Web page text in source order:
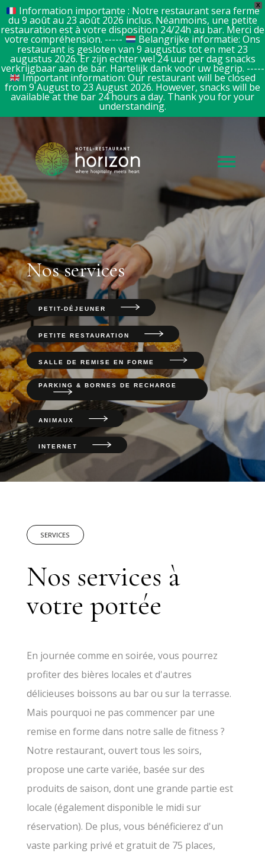
X
Information importante : Notre restaurant sera fermé
du 9 août au 23 août 2026 inclus. Néanmoins, une petite
restauration est à votre disposition 24/24h au bar. Merci de
votre compréhension. ----- Belangrijke informatie: Ons
restaurant is gesloten van 9 augustus tot en met 23
augustus 2026. Er zijn echter wel 24 uur per dag snacks
verkrijgbaar aan de bar. Hartelijk dank voor uw begrip. -----
Important information: Our restaurant will be closed
from 9 August to 23 August 2026. However, snacks will be
available at the bar 24 hours a day. Thank you for your
understanding.
Nos services
PETIT-DÉJEUNER
PETITE RESTAURATION
SALLE DE REMISE EN FORME
PARKING & BORNES DE RECHARGE
ANIMAUX
INTERNET
SERVICES
Nos services à
votre portée
En journée comme en soirée, vous pourrez
profiter des bières locales et d'autres
délicieuses boissons au bar ou sur la terrasse.
Mais pourquoi ne pas commencer par une
remise en forme dans notre salle de fitness ?
Notre restaurant, ouvert tous les soirs,
propose une carte variée, basée sur des
produits de saison, dont une grande partie est
locale (également disponible le midi sur
réservation). De plus, vous bénéficierez d'un
vaste parking privé et gratuit de 75 places,